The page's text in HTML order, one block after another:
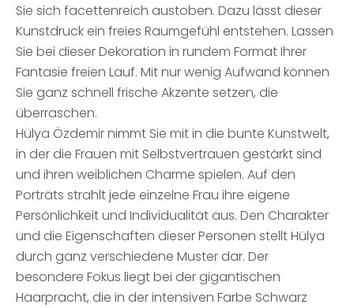
Sie sich facettenreich austoben. Dazu lässt dieser
Kunstdruck ein freies Raumgefühl entstehen. Lassen
Sie bei dieser Dekoration in rundem Format Ihrer
Fantasie freien Lauf. Mit nur wenig Aufwand können
Sie ganz schnell frische Akzente setzen, die
überraschen.
Hülya Özdemir nimmt Sie mit in die bunte Kunstwelt,
in der die Frauen mit Selbstvertrauen gestärkt sind
und ihren weiblichen Charme spielen. Auf den
Porträts strahlt jede einzelne Frau ihre eigene
Persönlichkeit und Individualität aus. Den Charakter
und die Eigenschaften dieser Personen stellt Hülya
durch ganz verschiedene Muster dar. Der
besondere Fokus liegt bei der gigantischen
Haarpracht, die in der intensiven Farbe Schwarz